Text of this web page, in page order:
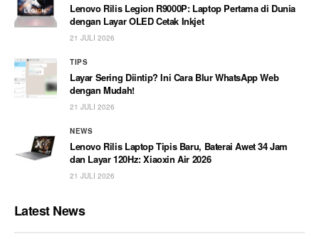
Lenovo Rilis Legion R9000P: Laptop Pertama di Dunia
dengan Layar OLED Cetak Inkjet
21 JULI 2026
TIPS
Layar Sering Diintip? Ini Cara Blur WhatsApp Web
dengan Mudah!
21 JULI 2026
NEWS
Lenovo Rilis Laptop Tipis Baru, Baterai Awet 34 Jam
dan Layar 120Hz: Xiaoxin Air 2026
21 JULI 2026
Latest News